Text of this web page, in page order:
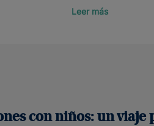
Leer más
con niños: un viaje